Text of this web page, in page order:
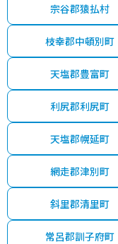
宗谷郡猿払村
枝幸郡中頓別町
天塩郡豊富町
利尻郡利尻町
天塩郡幌延町
網走郡津別町
斜里郡清里町
常呂郡訓子府町